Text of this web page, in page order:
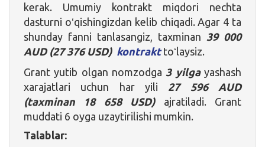
kerak. Umumiy kontrakt miqdori nechta
dasturni oʻqishingizdan kelib chiqadi. Agar 4 ta
shunday fanni tanlasangiz, taxminan 39 000
AUD (27 376 USD) kontrakttoʻlaysiz.
Grant yutib olgan nomzodga 3 yilgayashash
xarajatlari uchun har yili 27 596 AUD
(taxminan 18 658
USD)
ajratiladi. Grant
muddati 6 oyga uzaytirilishi mumkin.
Talablar: